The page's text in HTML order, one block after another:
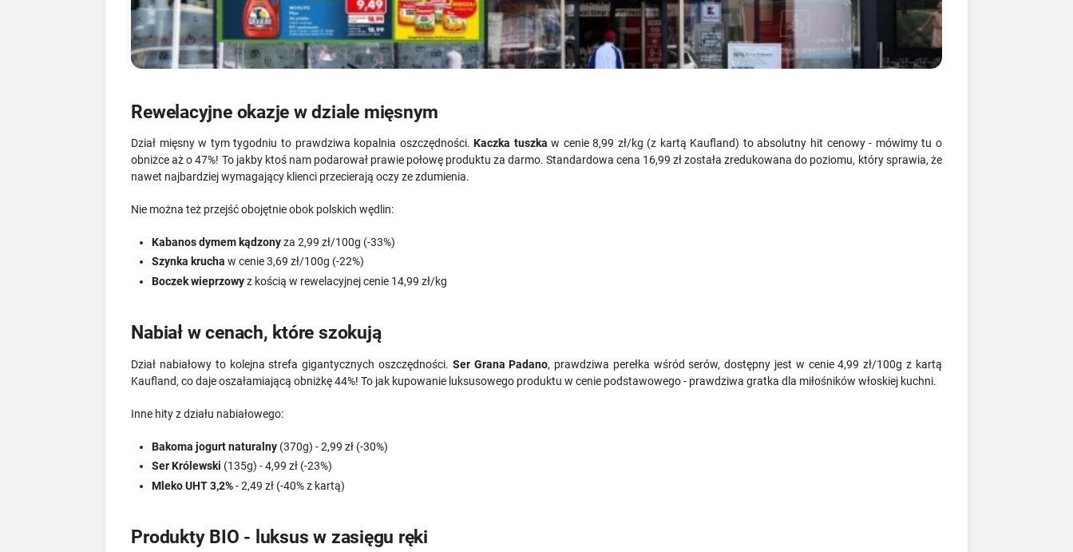
Rewelacyjne okazje w dziale mięsnym
Dział mięsny w tym tygodniu to prawdziwa kopalnia oszczędności.Kaczka tuszka w cenie 8,99 zł/kg (z kartą Kaufland) to absolutny hit cenowy - mówimy tu o
obniżce aż o 47%! To jakby ktoś nam podarował prawie połowę produktu za darmo. Standardowa cena 16,99 zł została zredukowana do poziomu, który sprawia, że
nawet najbardziej wymagający klienci przecierają oczy ze zdumienia.
Nie można też przejść obojętnie obok polskich wędlin:
Kabanos dymem kądzonyza 2,99 zł/100g (-33%)
Szynka krucha w cenie 3,69 zł/100g (-22%)
Boczek wieprzowyz kością w rewelacyjnej cenie 14,99 zł/kg
Nabiał w cenach, które szokują
Dział nabiałowy to kolejna strefa gigantycznych oszczędności. Ser Grana Padano, prawdziwa perełka wśród serów, dostępny jest w cenie 4,99 zł/100g z kartą
Kaufland, co daje oszałamiającą obniżkę 44%! To jak kupowanie luksusowego produktu w cenie podstawowego - prawdziwa gratka dla miłośników włoskiej kuchni.
Inne hity z działu nabiałowego:
Bakoma jogurt naturalny(370g) - 2,99 zł (-30%)
Ser Królewski (135g) - 4,99 zł (-23%)
Mleko UHT 3,2%- 2,49 zł (-40% z kartą)
Produkty BIO - luksus w zasięgu ręki